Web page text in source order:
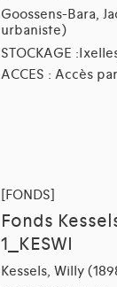
Goossens-Bara,
urbaniste)
STOCKAGE
ACCES : Accès
[FONDS]
Fonds
1_KESWI
Kessels, Willy